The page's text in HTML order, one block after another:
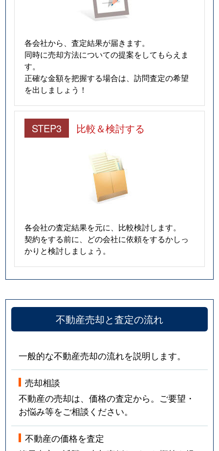
各会社から、査定結果が届きます。
同時に売却方法についての提案をしてもらえま
す。
正確な金額を把握する場合は、訪問査定の希望
を出しましょう！
STEP3 比較＆検討する
各会社の査定結果を元に、比較検討します。
契約をする前に、どの会社に依頼をするかしっ
かりと検討しましょう。
不動産売却と査定の流れ
一般的な不動産売却の流れを説明します。
売却相談
不動産の売却は、価格の査定から。ご要望・
お悩み等をご相談ください。
不動産の価格を査定